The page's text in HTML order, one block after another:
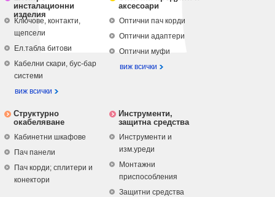
инсталационни
изделия
Ключове, контакти,
щепсели
Ел.табла битови
Кабелни скари, бус-бар
системи
виж всички
аксесоари
Оптични пач корди
Оптични адаптери
Оптични муфи
виж всички
Структурно
окабеляване
Кабинетни шкафове
Пач панели
Пач корди; сплитери и
конектори
Инструменти,
защитна средства
Инструменти и
изм.уреди
Монтажни
приспособления
Защитни средства